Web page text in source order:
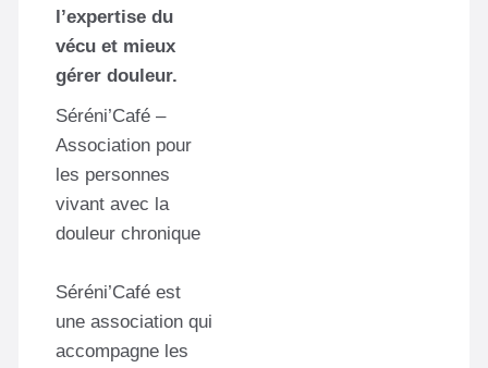
l’expertise du
vécu et mieux
gérer douleur.
Séréni’Café –
Association pour
les personnes
vivant avec la
douleur chronique
Séréni’Café est
une association qui
accompagne les